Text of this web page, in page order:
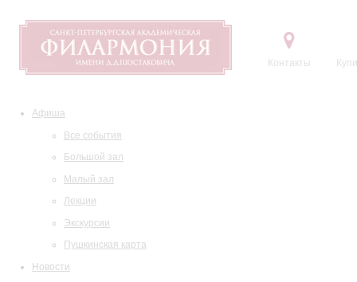
Контакты
Афиша
Все события
Большой зал
Малый зал
Лекции
Экскурсии
Пушкинская карта
Новости